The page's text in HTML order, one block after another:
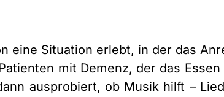
eine Situation erlebt, in der das
mit Demenz, der das
ausprobiert, ob Musik hilft –